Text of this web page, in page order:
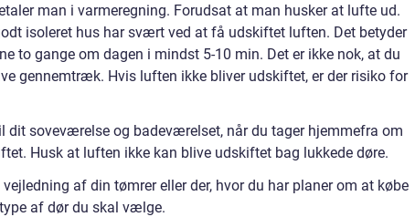
man i varmeregning. Forudsat at man husker at lufte ud.
isoleret hus har svært ved at få udskiftet luften. Det betyder
to gange om dagen i mindst 5-10 min. Det er ikke nok, at du
gennemtræk. Hvis luften ikke bliver udskiftet, er der risiko for
dit soveværelse og badeværelset, når du tager hjemmefra om
Husk at luften ikke kan blive udskiftet bag lukkede døre.
af din tømrer eller der, hvor du har planer om at købe
af dør du skal vælge.